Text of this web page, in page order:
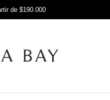
de $190.000